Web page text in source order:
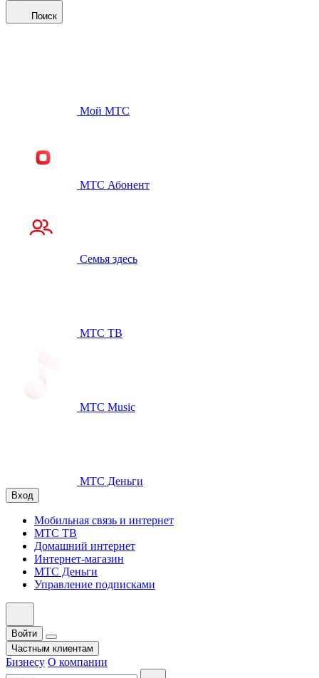
Поиск
Мой МТС
МТС Абонент
Семья здесь
МТС ТВ
МТС Music
МТС Деньги
Вход
Мобильная связь и интернет
МТС ТВ
Домашний интернет
Интернет-магазин
МТС Деньги
Управление подписками
Войти
Частным клиентам
Бизнесу О компании